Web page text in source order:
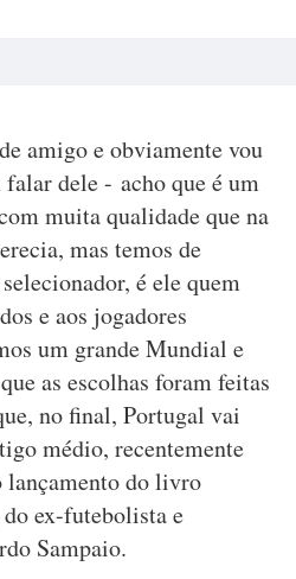
amigo e obviamente vou
dele - acho que é um
muita qualidade que na
mas temos de
é ele quem
e aos jogadores
um grande Mundial e
as escolhas foram feitas
no final, Portugal vai
médio, recentemente
lançamento do livro
ex-futebolista e
Sampaio.